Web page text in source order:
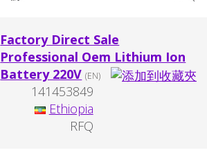
Factory Direct Sale
Professional Oem Lithium Ion
Battery 220V (EN)
141453849
Ethiopia
RFQ